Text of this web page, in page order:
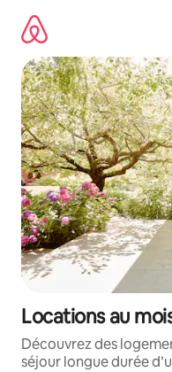
directement
contenu
Locations au
Découvrez des
séjour longue durée